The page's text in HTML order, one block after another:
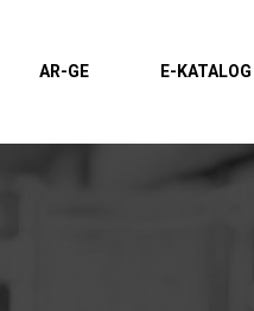
AR-GE E-KATALOG